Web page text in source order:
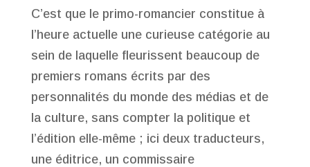
C’est que le primo-romancier constitue à
l’heure actuelle une curieuse catégorie au
sein de laquelle fleurissent beaucoup de
premiers romans écrits par des
personnalités du monde des médias et de
la culture, sans compter la politique et
l’édition elle-même ; ici deux traducteurs,
une éditrice, un commissaire